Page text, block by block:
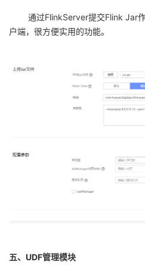
通过FlinkServer提交Flink Jar
户端，很方便实用的功能。
五、UDF管理模块